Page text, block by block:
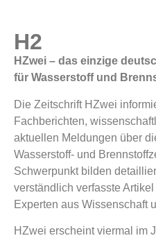
H2
HZwei – das einzige
für Wasserstoff und
Die Zeitschrift HZwei
Fachberichten,
aktuellen Meldungen über
Wasserstoff- und
Schwerpunkt bilden
verständlich verfasste
Experten aus Wissenschaft
HZwei erscheint viermal im